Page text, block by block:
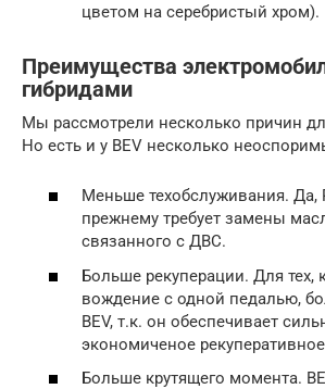
цветом на серебристый хром).
Преимущества
гибридами
Мы рассмотрели несколько причин
Но есть и у BEV несколько
Меньше техобслуживания. Да,
прежнему требует замены
связанного с ДВС.
Больше рекуперации. Для тех,
вождение с одной педалью,
BEV, т.к. он обеспечивает
экономиченое
Больше крутящего момента.